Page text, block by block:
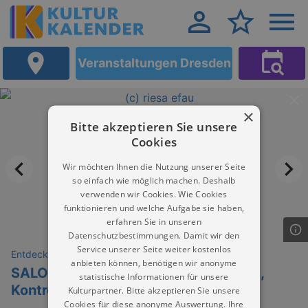
Veranstaltungen Dresden
Entdeckungen
SALON Männlichkeit zwischen Macht,
Kontrolle und Berührbarkeit
×
Bitte akzeptieren Sie unsere
Cookies
Wir möchten Ihnen die Nutzung unserer Seite
so einfach wie möglich machen. Deshalb
verwenden wir Cookies. Wie Cookies
funktionieren und welche Aufgabe sie haben,
erfahren Sie in unseren
Datenschutzbestimmungen. Damit wir den
Service unserer Seite weiter kostenlos
anbieten können, benötigen wir anonyme
statistische Informationen für unsere
Kulturpartner. Bitte akzeptieren Sie unsere
Cookies für diese anonyme Auswertung. Ihre